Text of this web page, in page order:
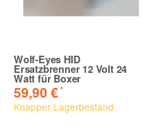
Wolf-Eyes HID
Ersatzbrenner 12 Volt 24
Watt für Boxer
59,90 €*
Knapper Lagerbestand